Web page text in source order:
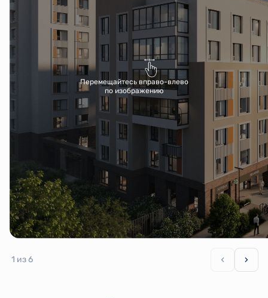
Перемещайтесь вправо-влево
по изображению
1 из 6